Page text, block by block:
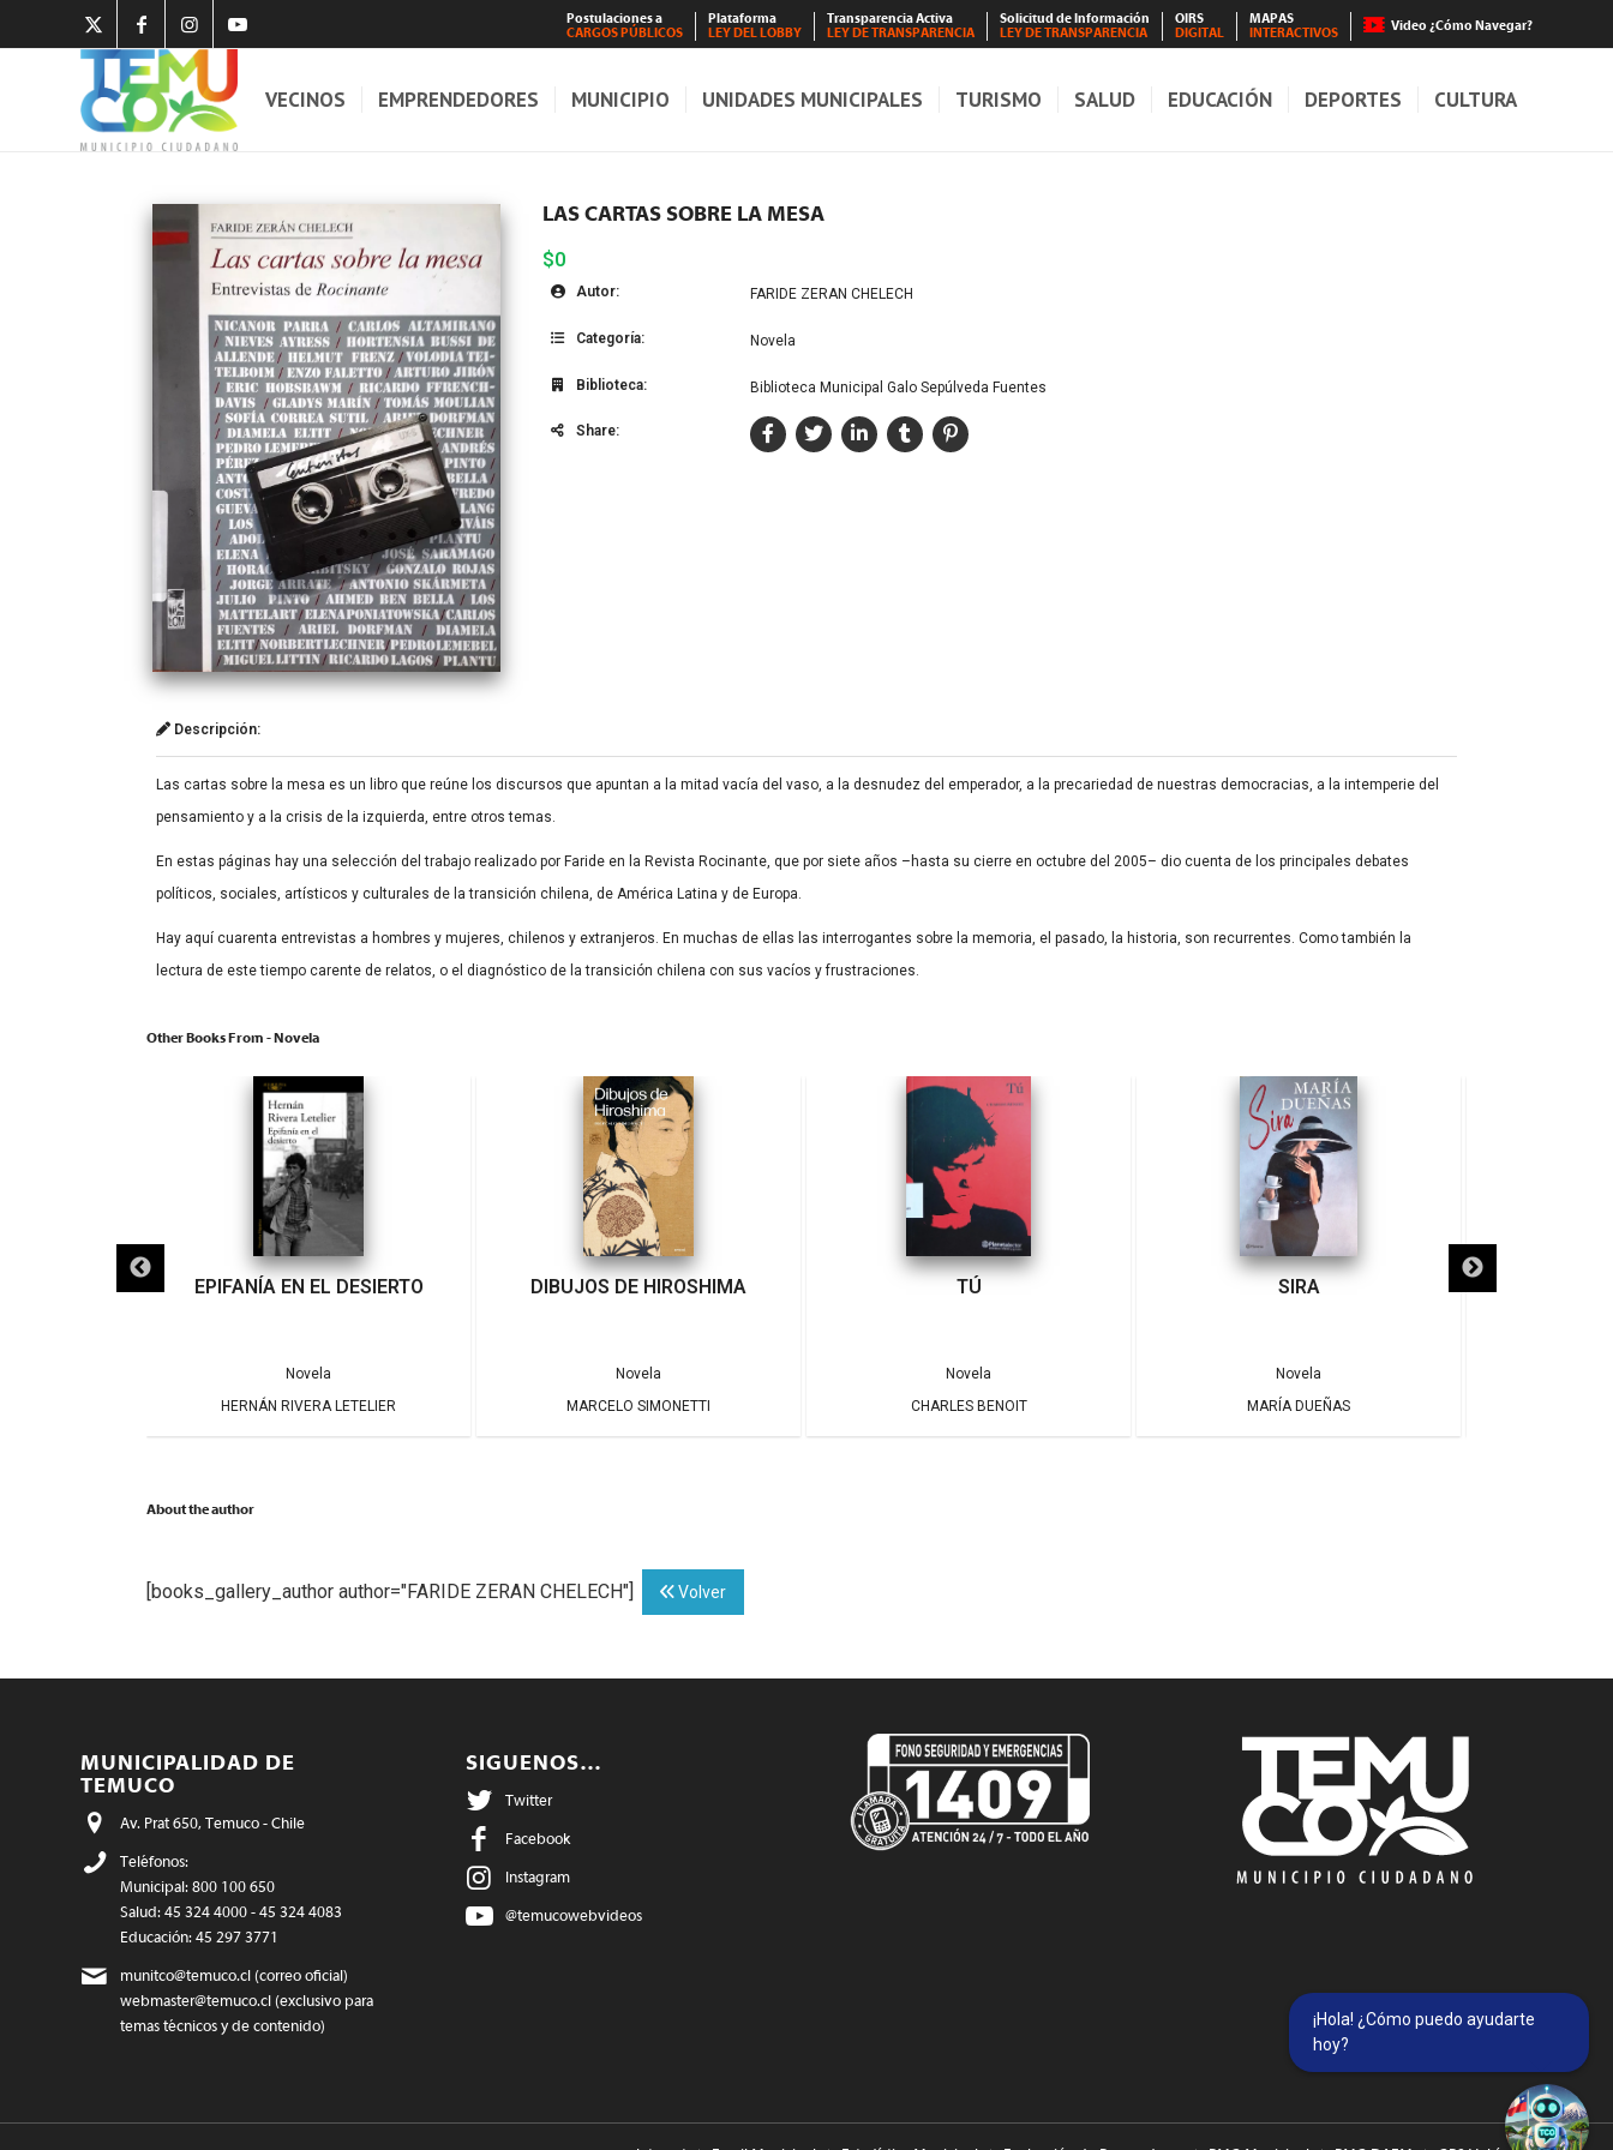
Postulaciones a
CARGOS PÚBLICOS
Plataforma
LEY DEL LOBBY
Transparencia Activa
LEY DE TRANSPARENCIA
Solicitud de Información
LEY DE TRANSPARENCIA
OIRS
DIGITAL
MAPAS
INTERACTIVOS
Video ¿Cómo Navegar?
VECINOS EMPRENDEDORES MUNICIPIO UNIDADES MUNICIPALES TURISMO SALUD EDUCACIÓN DEPORTES CULTURA
LAS CARTAS SOBRE LA MESA
$0
Autor: FARIDE ZERAN CHELECH
Categoría: Novela
Biblioteca: Biblioteca Municipal Galo Sepúlveda Fuentes
Share:
Descripción:
Las cartas sobre la mesa es un libro que reúne los discursos que apuntan a la mitad vacía del vaso, a la desnudez del emperador, a la precariedad de nuestras democracias, a la intemperie del
pensamiento y a la crisis de la izquierda, entre otros temas.
En estas páginas hay una selección del trabajo realizado por Faride en la Revista Rocinante, que por siete años –hasta su cierre en octubre del 2005– dio cuenta de los principales debates
políticos, sociales, artísticos y culturales de la transición chilena, de América Latina y de Europa.
Hay aquí cuarenta entrevistas a hombres y mujeres, chilenos y extranjeros. En muchas de ellas las interrogantes sobre la memoria, el pasado, la historia, son recurrentes. Como también la
lectura de este tiempo carente de relatos, o el diagnóstico de la transición chilena con sus vacíos y frustraciones.
Other Books From - Novela
EPIFANÍA EN EL DESIERTO
Novela
HERNÁN RIVERA LETELIER
DIBUJOS DE HIROSHIMA
Novela
MARCELO SIMONETTI
TÚ
Novela
CHARLES BENOIT
SIRA
Novela
MARÍA DUEÑAS
About the author
[books_gallery_author author="FARIDE ZERAN CHELECH"] Volver
MUNICIPALIDAD DE
TEMUCO
Av. Prat 650, Temuco - Chile
Teléfonos:
Municipal: 800 100 650
Salud: 45 324 4000 - 45 324 4083
Educación: 45 297 3771
munitco@temuco.cl (correo oficial)
webmaster@temuco.cl (exclusivo para
temas técnicos y de contenido)
SIGUENOS…
Twitter
Facebook
Instagram
@temucowebvideos
¡Hola! ¿Cómo puedo ayudarte
hoy?